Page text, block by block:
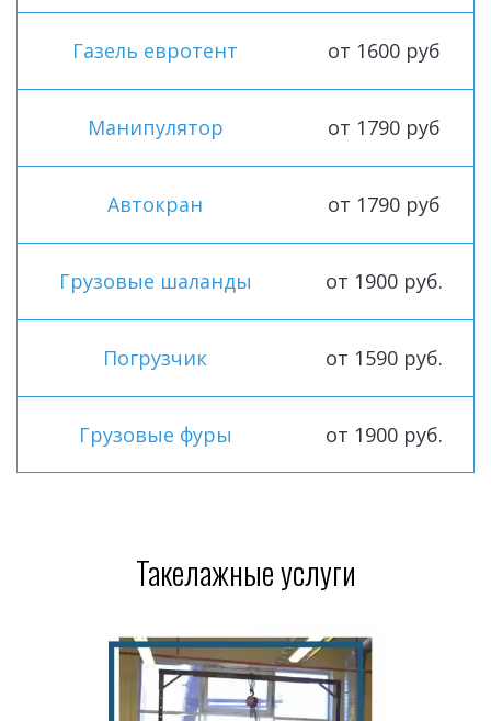
Газель евротент от 1600 руб
Манипулятор от 1790 руб
Автокран от 1790 руб
Грузовые шаланды от 1900 руб.
Погрузчик от 1590 руб.
Грузовые фуры от 1900 руб.
Такелажные услуги